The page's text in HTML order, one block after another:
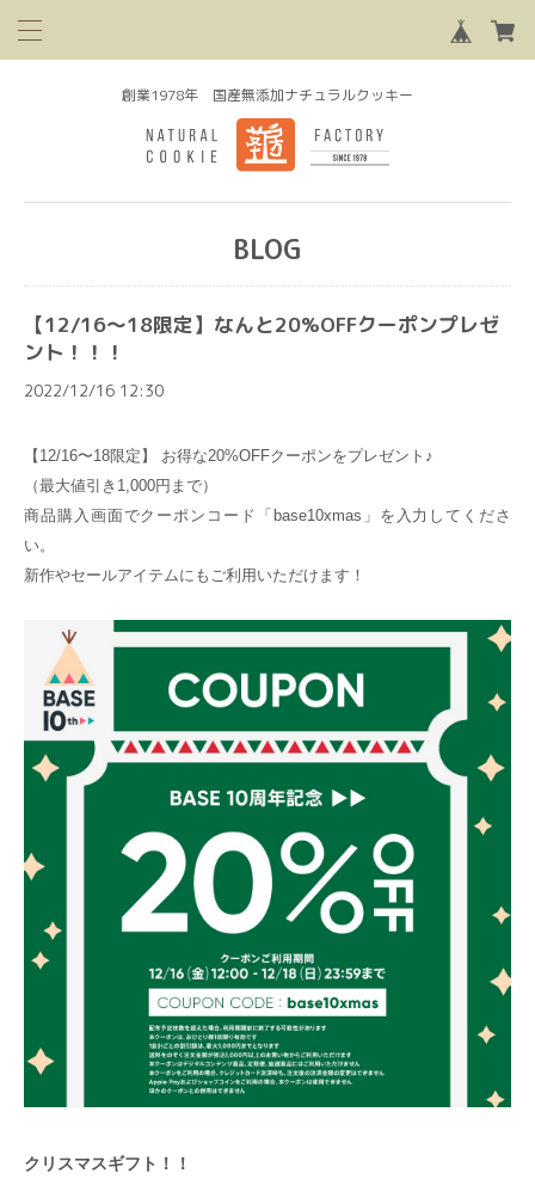
創業1978年 国産無添加ナチュラルクッキー
BLOG
【12/16〜18限定】なんと20%OFFクーポンプレゼ
ント！！！
2022/12/16 12:30
【 12/16〜18限定】 お得な20%OFFクーポンをプレゼント♪
（最大値引き 1,000円まで）
商品購入画面でクーポンコード「 base10xmas 」を入力してくださ
い。
新作やセールアイテムにもご利用いただけます！
クリスマスギフト！！